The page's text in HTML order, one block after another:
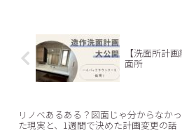
【洗面所計
面所
リノベあるある？図面じゃ分からなかっ
た現実と、1週間で決めた計画変更の話